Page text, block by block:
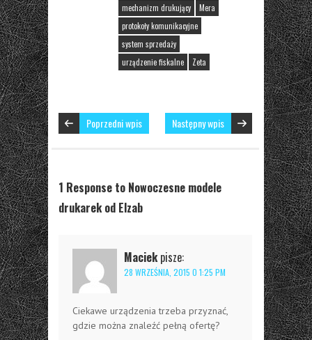
mechanizm drukujący
Mera
protokoły komunikacyjne
system sprzedaży
urządzenie fiskalne
Zeta
Poprzedni wpis Następny wpis
1 Response to Nowoczesne modele
drukarek od Elzab
Maciek pisze:
28 WRZEŚNIA, 2015 O 1:25 PM
Ciekawe urządzenia trzeba przyznać,
gdzie można znaleźć pełną ofertę?